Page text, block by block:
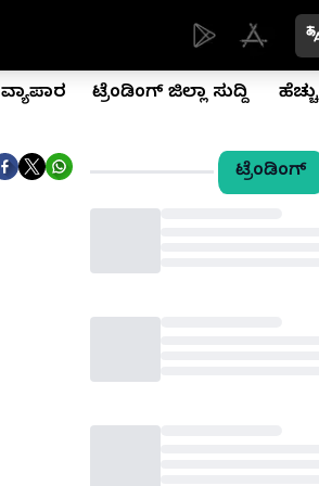
ವ್ಯಾಪಾರ ಟ್ರೆಂಡಿಂಗ್ ಜಿಲ್ಲಾ ಸುದ್ದಿ ಹೆಚ್ಚು
ಟ್ರೆಂಡಿಂಗ್